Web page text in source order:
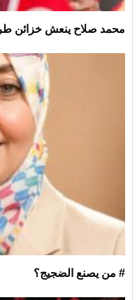
محمد صلاح ينعش خزائن
# من يصنع الضجيج؟